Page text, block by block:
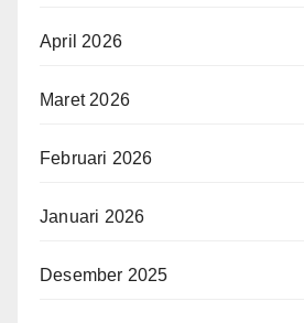
April 2026
Maret 2026
Februari 2026
Januari 2026
Desember 2025